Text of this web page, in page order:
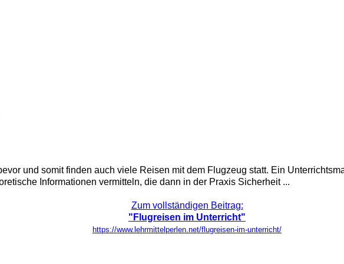
und somit finden auch viele Reisen mit dem Flugzeug statt. Ein
Informationen vermitteln, die dann in der Praxis Sicherheit ...
Zum vollständigen Beitrag:
"Flugreisen im Unterricht"
https://www.lehrmittelperlen.net/flugreisen-im-unterricht/